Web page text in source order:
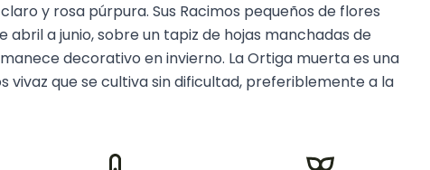
y rosa púrpura. Sus Racimos pequeños de flores
abril a junio, sobre un tapiz de hojas manchadas de
decorativo en invierno. La Ortiga muerta es una
vivaz que se cultiva sin dificultad, preferiblemente a la